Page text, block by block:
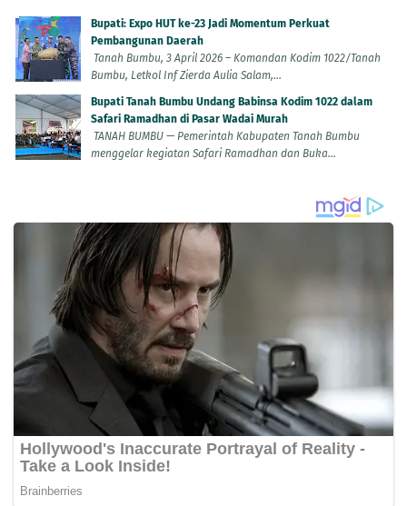
Bupati: Expo HUT ke-23 Jadi Momentum Perkuat
Pembangunan Daerah
Tanah Bumbu, 3 April 2026 – Komandan Kodim 1022/Tanah
Bumbu, Letkol Inf Zierda Aulia Salam,...
Bupati Tanah Bumbu Undang Babinsa Kodim 1022 dalam
Safari Ramadhan di Pasar Wadai Murah
TANAH BUMBU — Pemerintah Kabupaten Tanah Bumbu
menggelar kegiatan Safari Ramadhan dan Buka...